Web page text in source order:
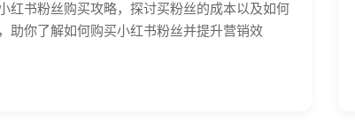
红书粉丝购买攻略，探讨买粉丝的成本以及如何
助你了解如何购买小红书粉丝并提升营销效